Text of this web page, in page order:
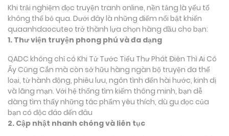
Khi trải nghiệm đọc truyện tranh online, nền tảng là yếu tố
không thể bỏ qua. Dưới đây là những điểm nổi bật khiến
quaanhdaocuteo trở thành lựa chọn hàng đầu cho bạn:
1. Thư viện truyện phong phú và đa dạng
QADC không chỉ có Khi Tử Tước Tiểu Thư Phát Điên Thì Ai Cô
Ấy Cũng Cắn mà còn sở hữu hàng ngàn bộ truyện đa thể
loại, từ hành động, phiêu lưu, ngôn tình đến hài hước, kinh dị
và lãng mạn. Với hệ thống tìm kiếm thông minh, bạn dễ
dàng tìm thấy những tác phẩm yêu thích, dù gu đọc của
bạn có độc đáo đến đâu
2. Cập nhật nhanh chóng và liên tục